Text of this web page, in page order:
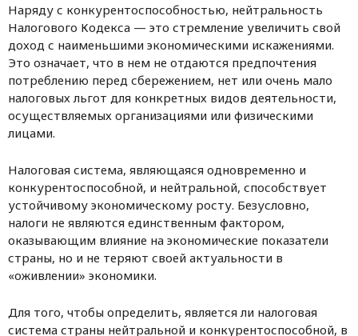
Наряду с конкурентоспособностью, нейтральность
Налогового Кодекса — это стремление увеличить свой
доход с наименьшими экономическими искажениями.
Это означает, что в нем не отдаются предпочтения
потреблению перед сбережением, нет или очень мало
налоговых льгот для конкретных видов деятельности,
осуществляемых организациями или физическими
лицами.
Налоговая система, являющаяся одновременно и
конкурентоспособной, и нейтральной, способствует
устойчивому экономическому росту. Безусловно,
налоги не являются единственным фактором,
оказывающим влияние на экономические показатели
страны, но и не теряют своей актуальности в
«оживлении» экономики.
Для того, чтобы определить, является ли налоговая
система страны нейтральной и конкурентоспособной, в